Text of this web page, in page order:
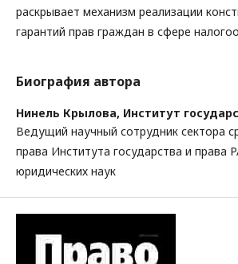
раскрывает механизм реализации
гарантий прав граждан в сфере
Биография автора
Нинель Крылова, Институт
Ведущий научный сотрудник сектора
права Института государства и права
юридических наук